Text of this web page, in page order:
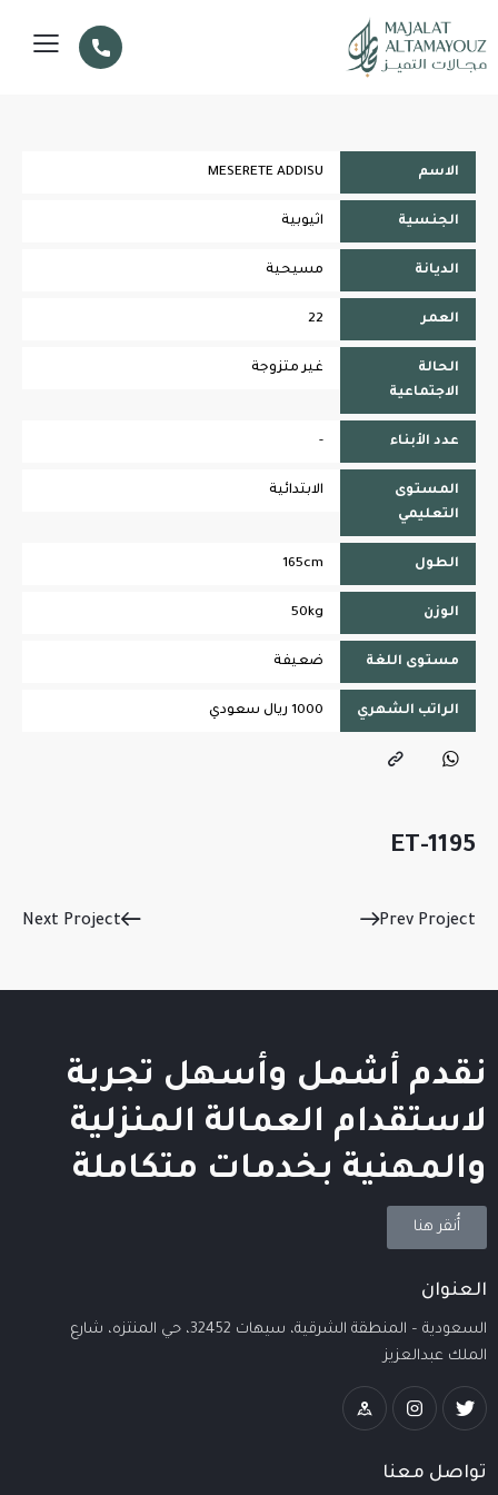
الاسم MESERETE ADDISU
الجنسية اثيوبية
الديانة مسيحية
العمر 22
الحالة
الاجتماعية
غير متزوجة
عدد الأبناء -
المستوى
التعليمي
الابتدائية
الطول 165cm
الوزن 50kg
مستوى اللغة ضعيفة
الراتب الشهري 1000 ريال سعودي
ET-1195
Prev Project
Next Project
نقدم أشمل وأسهل تجربة
لاستقدام العمالة المنزلية
والمهنية بخدمات متكاملة
أُنقر هنا
العنوان
السعودية – المنطقة الشرقية، سيهات 32452، حي المنتزه، شارع
الملك عبدالعزيز
تواصل معنا